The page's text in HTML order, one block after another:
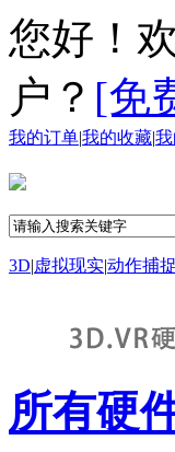
您好！
户？ [免
我的订单|我的收藏|
3D|虚拟现实|动作捕捉
所有硬